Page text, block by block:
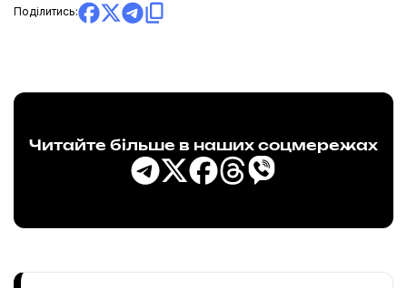
Поділитись:
Читайте більше в наших соцмережах